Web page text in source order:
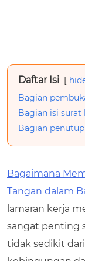
Daftar Isi
Bagian
Bagian isi surat
Bagian
Bagaimana
Tangan dalam
lamaran kerja
sangat penting
tidak sedikit